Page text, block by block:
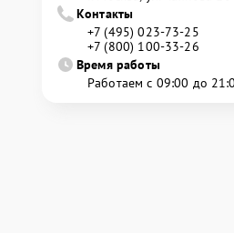
Контакты
+7 (495) 023-73-25
+7 (800) 100-33-26
Время работы
Работаем с 09:00 до